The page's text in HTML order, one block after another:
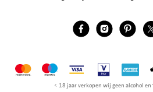
Volg ons
Jumbo Facebook
JumboJumbo
MastercardMaestroVisa Vpay
< 18 jaar verkopen wij geen alcohol en